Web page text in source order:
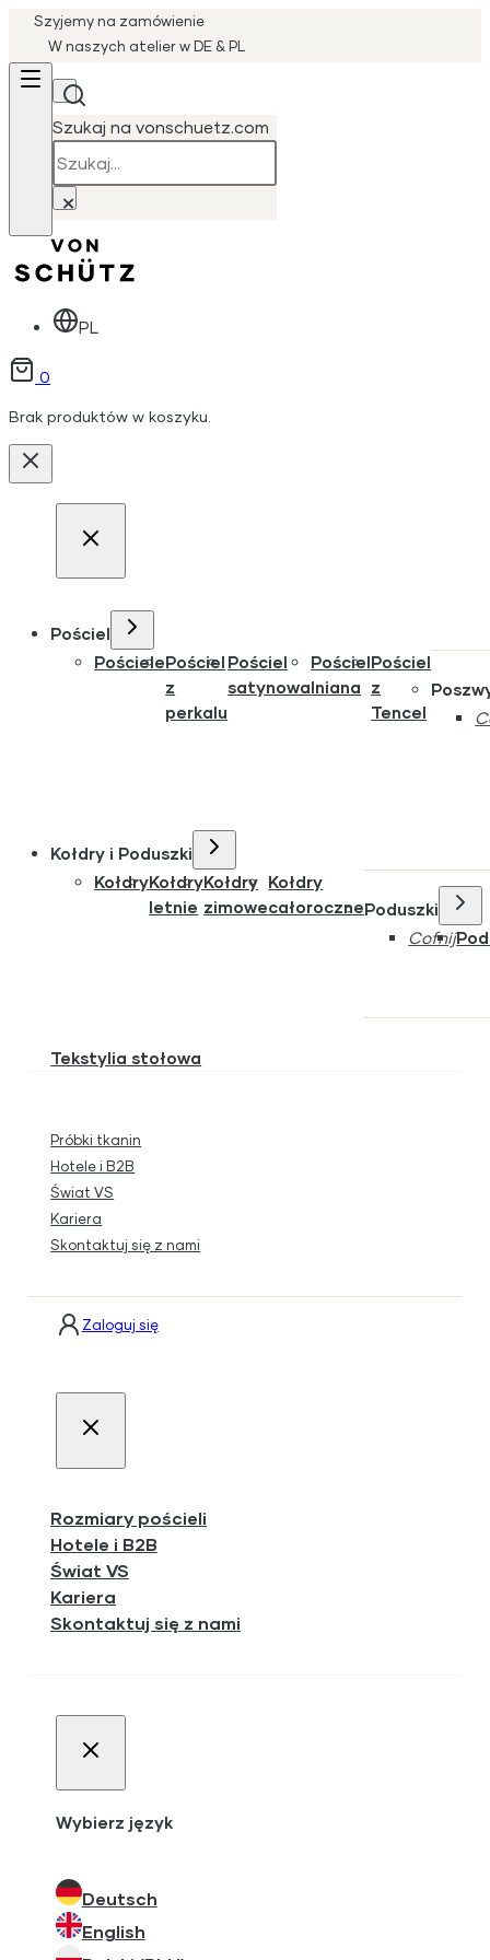
Szyjemy na zamówienie
W naszych atelier w DE & PL
Szukaj na vonschuetz.com
×
PL
0
Brak produktów w koszyku.
Pościel
PościelePościel
z
perkalu
Pościel
satynowa
Pościel
lniana
Pościel
z
Tencel
Kołdry i Poduszki
KołdryKołdry
letnie
Kołdry
zimowe
Kołdry
całorocznePoduszki
Cofnij
Tekstylia stołowa
Próbki tkanin
Hotele i B2B
Świat VS
Kariera
Skontaktuj się z nami
Zaloguj się
Rozmiary pościeli
Hotele i B2B
Świat VS
Kariera
Skontaktuj się z nami
Wybierz język
Deutsch
English